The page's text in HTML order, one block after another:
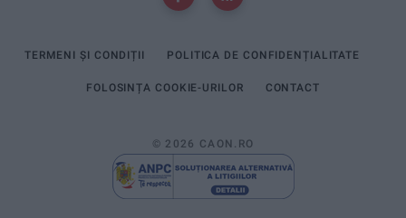
TERMENI ȘI CONDIȚII POLITICA DE CONFIDENȚIALITATE
FOLOSINȚA COOKIE-URILOR CONTACT
© 2026 CAON.RO